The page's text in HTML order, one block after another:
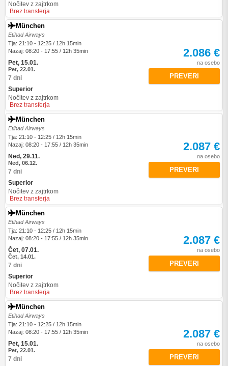
Nočitev z zajtrkom
Brez transferja
München
Etihad Airways
Tja: 21:10 - 12:25 / 12h 15min
Nazaj: 08:20 - 17:55 / 12h 35min
Pet, 15.01.
Pet, 22.01.
7 dni
Superior
Nočitev z zajtrkom
Brez transferja
2.086 €
na osebo
PREVERI
München
Etihad Airways
Tja: 21:10 - 12:25 / 12h 15min
Nazaj: 08:20 - 17:55 / 12h 35min
Ned, 29.11.
Ned, 06.12.
7 dni
Superior
Nočitev z zajtrkom
Brez transferja
2.087 €
na osebo
PREVERI
München
Etihad Airways
Tja: 21:10 - 12:25 / 12h 15min
Nazaj: 08:20 - 17:55 / 12h 35min
Čet, 07.01.
Čet, 14.01.
7 dni
Superior
Nočitev z zajtrkom
Brez transferja
2.087 €
na osebo
PREVERI
München
Etihad Airways
Tja: 21:10 - 12:25 / 12h 15min
Nazaj: 08:20 - 17:55 / 12h 35min
Pet, 15.01.
Pet, 22.01.
7 dni
2.087 €
na osebo
PREVERI